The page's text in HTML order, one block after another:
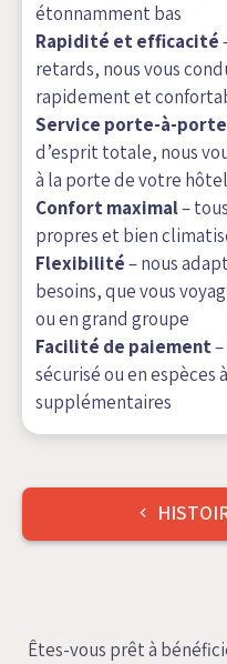
étonnamment bas
Rapidité et efficacité
retards, nous vous
rapidement et
Service porte-à-porte
d’esprit totale, nous
à la porte de votre
Confort maximal–
propres et bien
Flexibilité– nous
besoins, que vous
ou en grand groupe
Facilité de paiement
sécurisé ou en espèces
supplémentaires
Navigation
de
Êtes-vous prêt à